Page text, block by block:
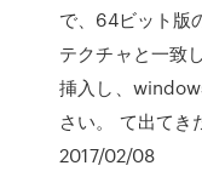
で、64ビット版
テクチャと一致
挿入し、
さい。 て出てき
2017/02/08